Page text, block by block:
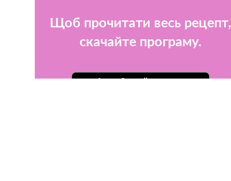
Щоб прочитати весь рецепт,
скачайте програму.